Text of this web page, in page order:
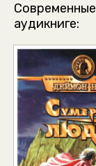
аудикниге: